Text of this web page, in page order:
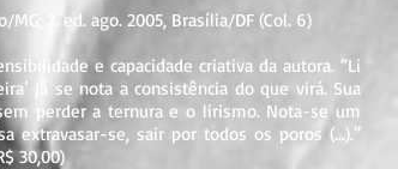
MG; 2. ed. ago. 2005, Brasília/DF (Col. 6)
e capacidade criativa da autora. “Li
já se nota a consistência do que virá. Sua
sem perder a ternura e o lirismo. Nota-se um
extravasar-se, sair por todos os poros (...).”
30,00)